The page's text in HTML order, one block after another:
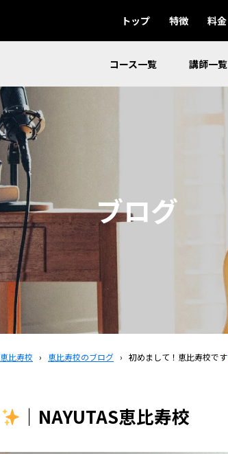
トップ 特徴 料金
コース一覧 講師一覧
ブログ
恵比寿校 › 恵比寿校のブログ › 初めまして！恵比寿校です
｜NAYUTAS恵比寿校